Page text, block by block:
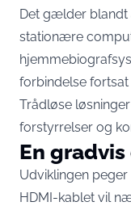
Det gælder blandt
stationære
forbindelse fortsat
Trådløse
forstyrrelser og
En
Udviklingen
HDMI-kablet vil